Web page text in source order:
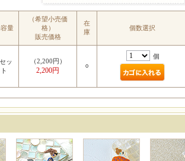
MIYUKI先生のポイント
容量
（希望小売価
格）
販売価格
在
庫
個数選択
ッ
ト
（2,200円）
2,200円
○
個